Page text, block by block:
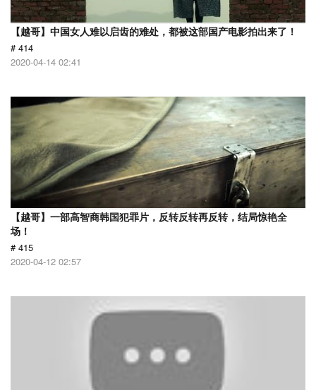
【越哥】中国女人难以启齿的难处，都被这部国产电影拍出来了！
# 414
2020-04-14 02:41
【越哥】一部高智商韩国犯罪片，反转反转再反转，结局惊艳全
场！
# 415
2020-04-12 02:57